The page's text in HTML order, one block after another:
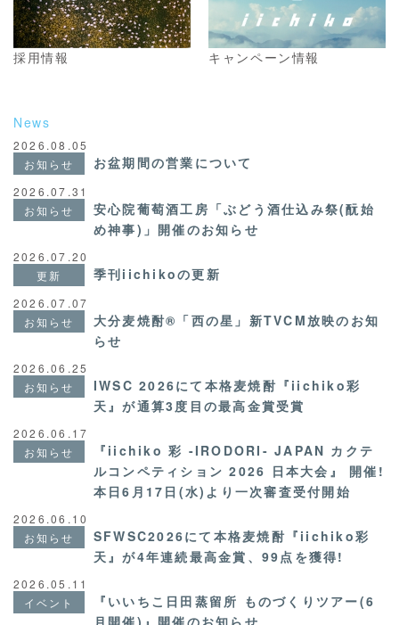
採用情報 キャンペーン情報
News
2026.08.05
お知らせ
お盆期間の営業について
2026.07.31
お知らせ
安心院葡萄酒工房「ぶどう酒仕込み祭(酛始
め神事)」開催のお知らせ
2026.07.20
更新
季刊iichikoの更新
2026.07.07
お知らせ
大分麦焼酎®「西の星」新TVCM放映のお知
らせ
2026.06.25
お知らせ
IWSC 2026にて本格麦焼酎『iichiko彩
天』が通算3度目の最高金賞受賞
2026.06.17
お知らせ
『iichiko 彩 -IRODORI- JAPAN カクテ
ルコンペティション 2026 日本大会』 開催!
本日6月17日(水)より一次審査受付開始
2026.06.10
お知らせ
SFWSC2026にて本格麦焼酎『iichiko彩
天』が4年連続最高金賞、99点を獲得!
2026.05.11
イベント
『いいちこ日田蒸留所 ものづくりツアー(6
月開催)』開催のお知らせ